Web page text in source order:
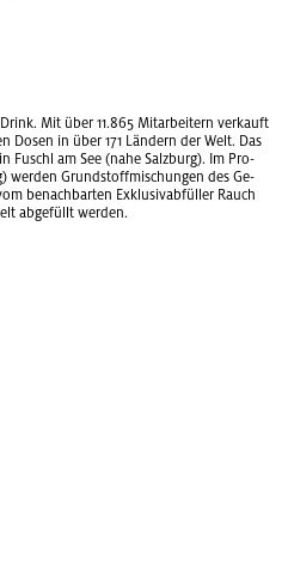
Mit über 11.865 Mit­ar­bei­tern ver­kauft
Dosen in über 171 Län­dern der Welt. Das
Fuschl am See (nahe Salz­burg). Im Pro­
wer­den Grund­stoff­mi­schun­gen des Ge­
be­nach­bar­ten Ex­klu­si­v­ab­fül­ler Rauch
ab­ge­füllt wer­den.